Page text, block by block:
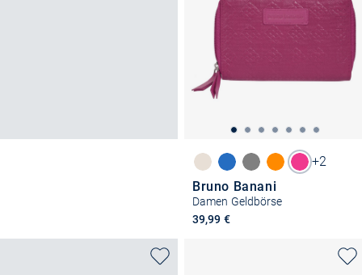
+2
Bruno Banani
Damen Geldbörse
39,99 €